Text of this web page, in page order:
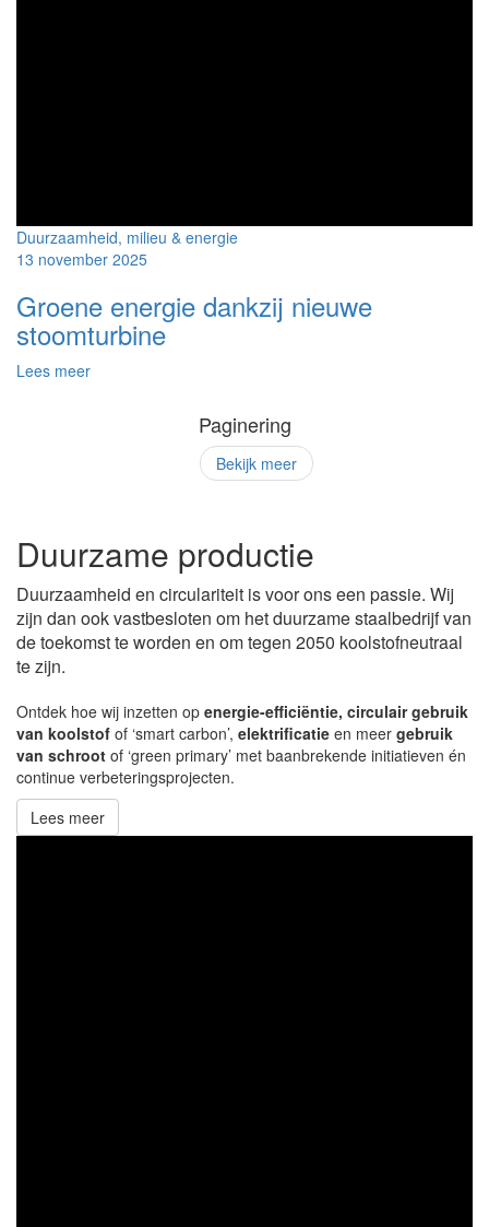
Duurzaamheid, milieu & energie
13 november 2025
Groene energie dankzij nieuwe
stoomturbine
Lees meerover
Paginering
Bekijk meer
Duurzame productie
Duurzaamheid en circulariteit is voor ons een passie. Wij
zijn dan ook vastbesloten om het duurzame staalbedrijf van
de toekomst te worden en om tegen 2050 koolstofneutraal
te zijn.
Ontdek hoe wij inzetten op energie-efficiëntie, circulair gebruik
van koolstof of ‘smart carbon’, elektrificatie en meer gebruik
van schroot of ‘green primary’ met baanbrekende initiatieven én
continue verbeteringsprojecten.
Lees meer